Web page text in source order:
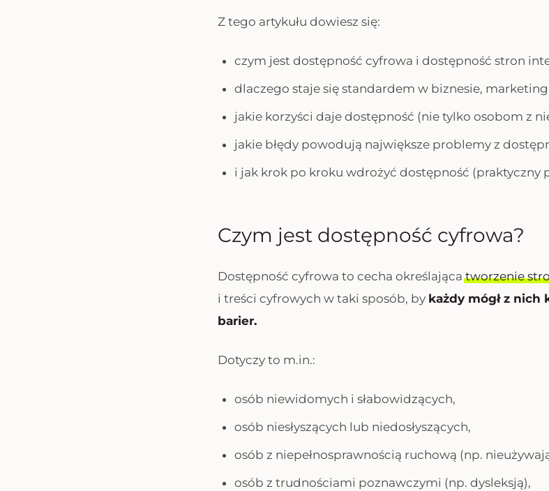
Z tego artykułu dowiesz się:
czym jest dostępność cyfrowa i dostępność stron
dlaczego staje się standardem w biznesie,
jakie korzyści daje dostępność (nie tylko osobom z
jakie błędy powodują największe problemy z
i jak krok po kroku wdrożyć dostępność (praktyczny
Czym jest dostępność cyfrowa?
Dostępność cyfrowa to cecha określającatworzenie
i treści cyfrowych w taki sposób, by każdy mógł z nich
barier.
Dotyczy to m.in.:
osób niewidomych i słabowidzących,
osób niesłyszących lub niedosłyszących,
osób z niepełnosprawnością ruchową (np.
osób z trudnościami poznawczymi (np. dysleksją),